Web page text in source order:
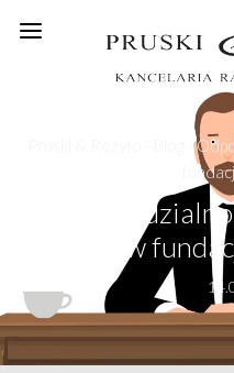
-
w